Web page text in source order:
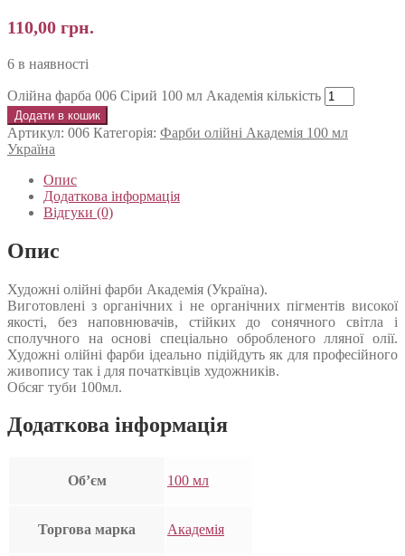
110,00 грн.
6 в наявності
Олійна фарба 006 Сірий 100 мл Академія кількість
Додати в кошик
Артикул: 006 Категорія: Фарби олійні Академія 100 мл
Україна
Опис
Додаткова інформація
Відгуки (0)
Опис
Художні олійні фарби Академія (Україна).
Виготовлені з органічних і не органічних пігментів високої
якості, без наповнювачів, стійких до сонячного світла і
сполучного на основі спеціально обробленого лляної олії.
Художні олійні фарби ідеально підійдуть як для професійного
живопису так і для початківців художників.
Обсяг туби 100мл.
Додаткова інформація
Об’єм 100 мл
Торгова марка Академія